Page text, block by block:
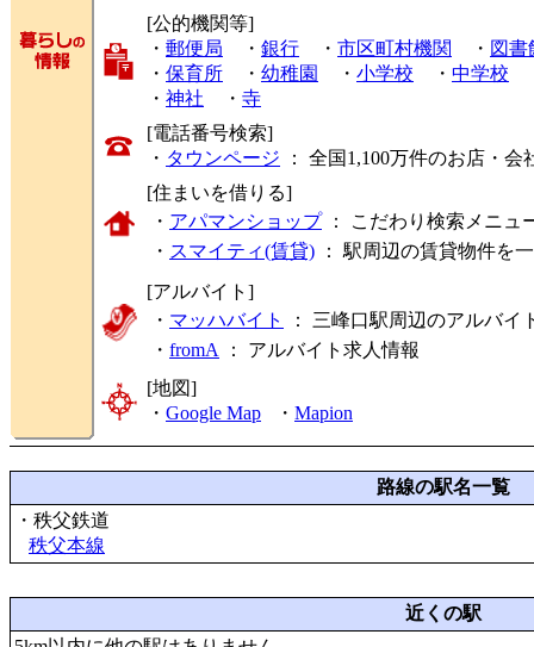
[公的機関等]
・ 郵便局 ・ 銀行 ・ 市区町村機関 ・ 図書
・ 保育所 ・ 幼稚園 ・ 小学校 ・ 中学校
・ 神社 ・ 寺
[電話番号検索]
・ タウンページ ： 全国1,100万件のお店・
[住まいを借りる]
・ アパマンショップ： こだわり検索メニュ
・ スマイティ(賃貸) ： 駅周辺の賃貸物件を
[アルバイト]
・ マッハバイト
： 三峰口駅周辺のアルバイ
・ fromA ： アルバイト求人情報
[地図]
・ Google Map ・ Mapion
路線の駅名一覧
・秩父鉄道
秩父本線
近くの駅